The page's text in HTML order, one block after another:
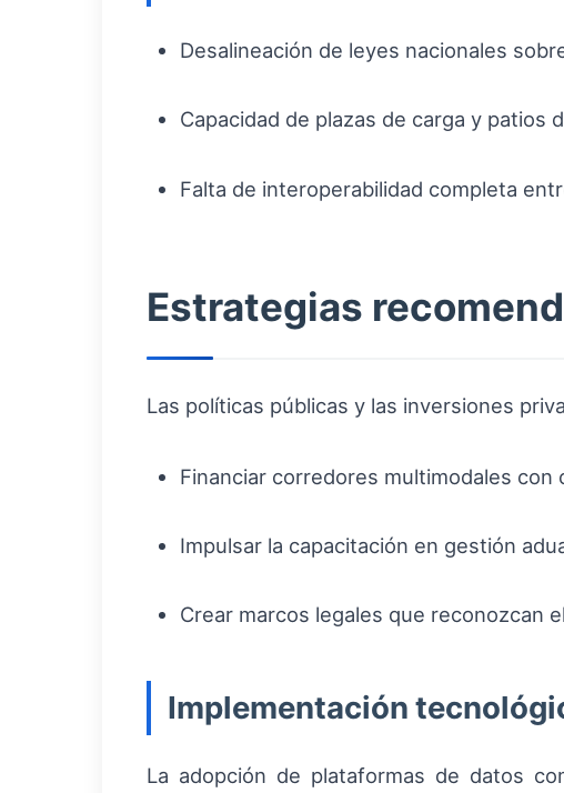
Desalineación de leyes nacionales
Capacidad de plazas de carga y
Falta de interoperabilidad completa
Estrategias
Las políticas públicas y las inversiones
Financiar corredores multimodales
Impulsar la capacitación en gestión
Crear marcos legales que reconozcan
Implementación
La adopción de plataformas de datos